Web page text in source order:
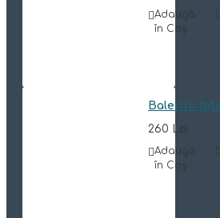
Adaugă
în Coş
Balerini
260 Lei
Adaugă
în Coş